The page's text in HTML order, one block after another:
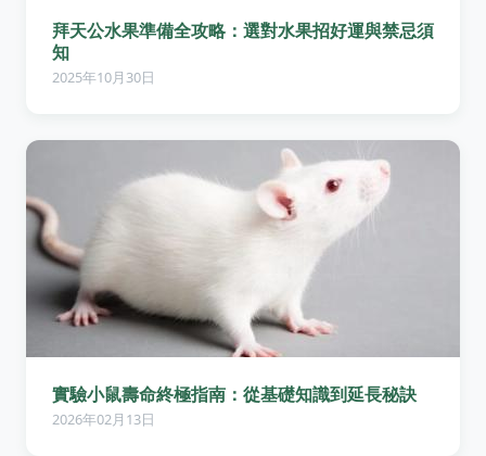
拜天公水果準備全攻略：選對水果招好運與禁忌須
知
2025年10月30日
實驗小鼠壽命終極指南：從基礎知識到延長秘訣
2026年02月13日